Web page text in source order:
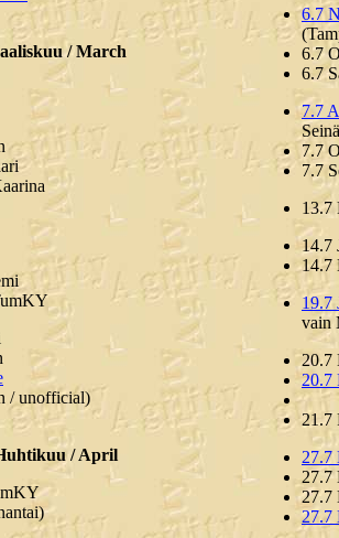
/ March
/ unofficial)
/ April
6.7
6.7
6.7
7.7
7.7
7.7
13.7
14.7
14.7
19.7
vain
20.7
20.7
21.7
27.7
27.7
27.7
27.7